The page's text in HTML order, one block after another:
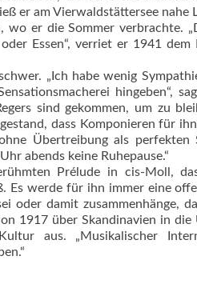
er am Vierwaldstättersee nahe
er die Sommer verbrachte.
Essen“, verriet er 1941
„Ich habe wenig
hingeben“,
sind gekommen, um zu
dass Komponieren für
Übertreibung als perfekten
abends keine Ruhepause.“
Prélude in cis-Moll,
werde für ihn immer eine
oder damit zusammenhänge,
1917 über Skandinavien in die
aus. „Musikalischer